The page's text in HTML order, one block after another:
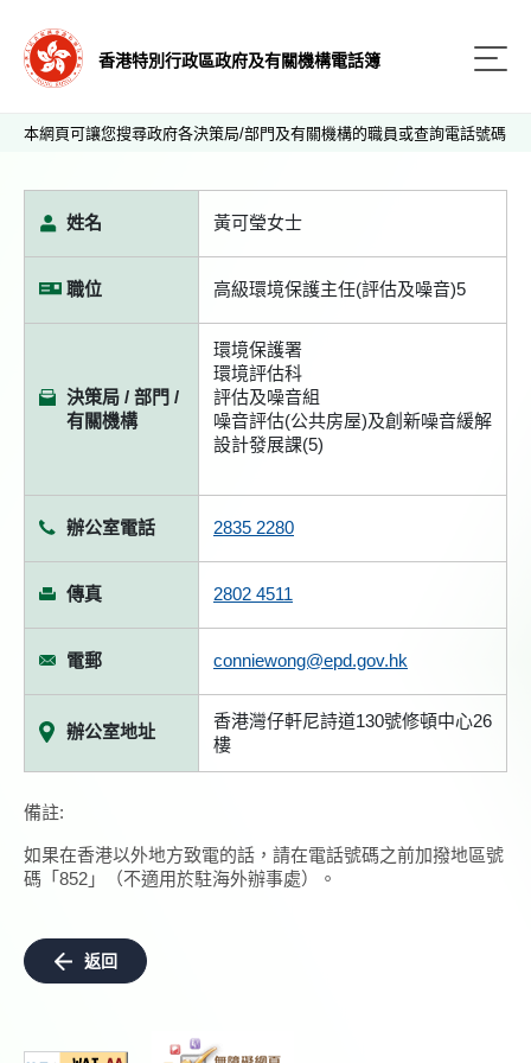
香港特別行政區政府及有關機構電話簿
本網頁可讓您搜尋政府各決策局/部門及有關機構的職員或查詢電話號碼
姓名 黃可瑩女士
職位 高級環境保護主任(評估及噪音)5
決策局 / 部門 /
有關機構
環境保護署
環境評估科
評估及噪音組
噪音評估(公共房屋)及創新噪音緩解
設計發展課(5)
辦公室電話 2835 2280
傳真 2802 4511
電郵 conniewong@epd.gov.hk
辦公室地址
香港灣仔軒尼詩道130號修頓中心26
樓
備註:
如果在香港以外地方致電的話，請在電話號碼之前加撥地區號
碼「852」（不適用於駐海外辦事處）。
返回